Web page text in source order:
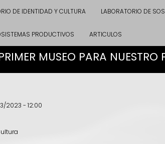
DE IDENTIDAD Y CULTURA LABORATORIO DE
PRODUCTIVOS ARTICULOS
MUSEO PARA NUESTRO
2023 - 12:00